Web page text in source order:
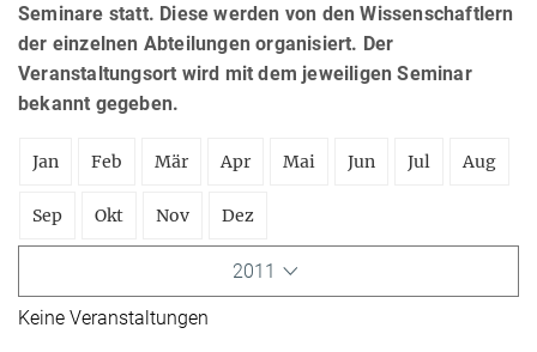
Seminare statt. Diese werden von den Wissenschaftlern
der einzelnen Abteilungen organisiert. Der
Veranstaltungsort wird mit dem jeweiligen Seminar
bekannt gegeben.
Jan Feb Mär Apr Mai Jun Jul Aug
Sep Okt Nov Dez
2011
Keine Veranstaltungen